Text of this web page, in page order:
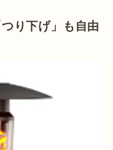
り下げ」も自由